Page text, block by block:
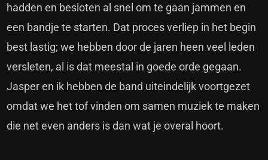
hadden en besloten al snel om te gaan jammen en
een bandje te starten. Dat proces verliep in het begin
best lastig; we hebben door de jaren heen veel leden
versleten, al is dat meestal in goede orde gegaan.
Jasper en ik hebben de band uiteindelijk voortgezet
omdat we het tof vinden om samen muziek te maken
die net even anders is dan wat je overal hoort.